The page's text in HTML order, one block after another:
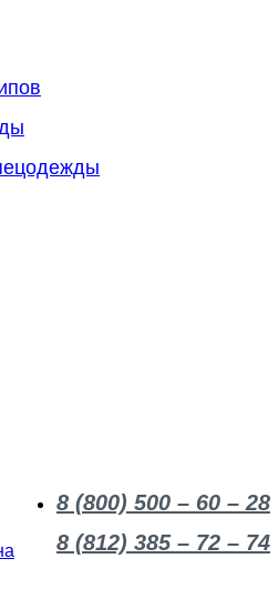
8 (800) 500 – 60 – 28
8 (812) 385 – 72 – 74